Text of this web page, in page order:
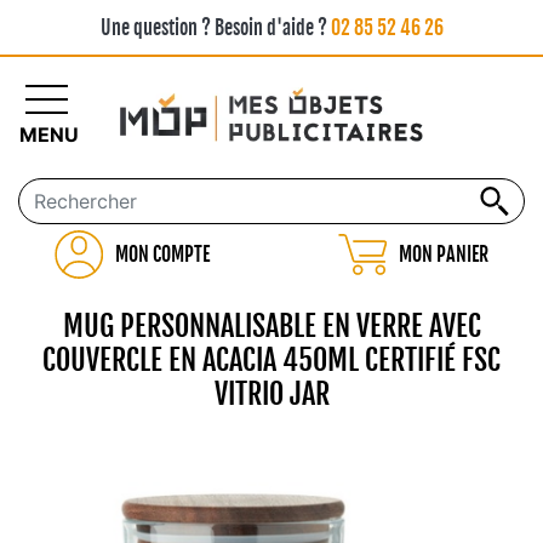
Une question ? Besoin d'aide ?02 85 52 46 26
MON COMPTE MON PANIER
MENU
MUG PERSONNALISABLE EN VERRE AVEC
COUVERCLE EN ACACIA 450ML CERTIFIÉ FSC
VITRIO JAR